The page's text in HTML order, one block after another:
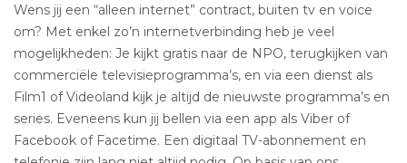
Wens jij een “alleen internet” contract, buiten tv en voice
om? Met enkel zo’n internetverbinding heb je veel
mogelijkheden: Je kijkt gratis naar de NPO, terugkijken van
commerciële televisieprogramma’s, en via een dienst als
Film1 of Videoland kijk je altijd de nieuwste programma’s en
series. Eveneens kun jij bellen via een app als Viber of
Facebook of Facetime. Een digitaal TV-abonnement en